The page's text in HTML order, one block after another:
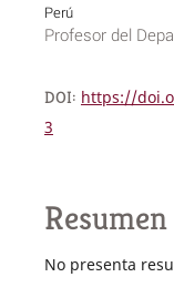
Perú
Profesor del
DOI: https://
3
Resumen
No presenta